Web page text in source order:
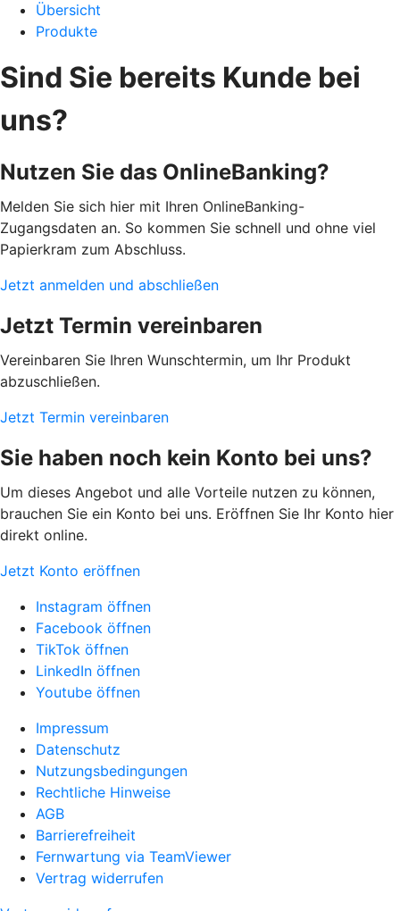
Übersicht
Produkte
Sind Sie bereits Kunde bei
uns?
Nutzen Sie das OnlineBanking?
Melden Sie sich hier mit Ihren OnlineBanking-
Zugangsdaten an. So kommen Sie schnell und ohne viel
Papierkram zum Abschluss.
Jetzt anmelden und abschließen
Jetzt Termin vereinbaren
Vereinbaren Sie Ihren Wunschtermin, um Ihr Produkt
abzuschließen.
Jetzt Termin vereinbaren
Sie haben noch kein Konto bei uns?
Um dieses Angebot und alle Vorteile nutzen zu können,
brauchen Sie ein Konto bei uns. Eröffnen Sie Ihr Konto hier
direkt online.
Jetzt Konto eröffnen
Instagram öffnen
Facebook öffnen
TikTok öffnen
LinkedIn öffnen
Youtube öffnen
Impressum
Datenschutz
Nutzungsbedingungen
Rechtliche Hinweise
AGB
Barrierefreiheit
Fernwartung via TeamViewer
Vertrag widerrufen